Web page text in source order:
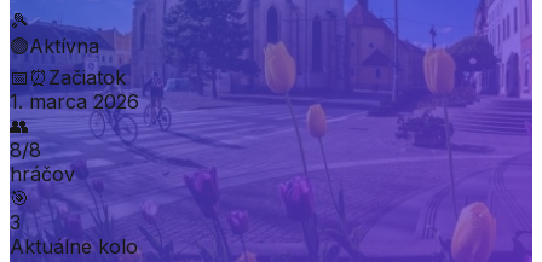
🎾
🟢Aktívna
📅 ⏰ Začiatok
1. marca 2026
👥
8/8
hráčov
🎯
3
Aktuálne kolo